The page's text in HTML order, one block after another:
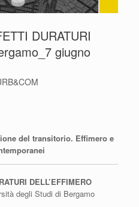
DURATURI
giugno
del transitorio. Effimero e
DELL’EFFIMERO
degli Studi di Bergamo